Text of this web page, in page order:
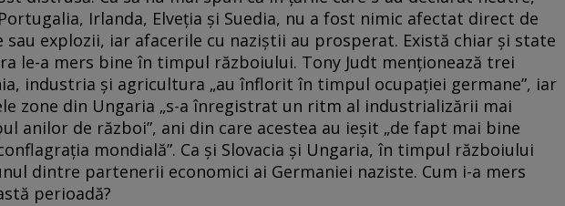
Irlanda, Elveția și Suedia, nu a fost nimic afectat direct de
explozii, iar afacerile cu naziștii au prosperat. Există chiar și state
le-a mers bine în timpul războiului. Tony Judt menționează trei
industria și agricultura „au înflorit în timpul ocupației germane”, iar
zone din Ungaria „s-a înregistrat un ritm al industrializării mai
anilor de război”, ani din care acestea au ieșit „de fapt mai bine
mondială”. Ca și Slovacia și Ungaria, în timpul războiului
dintre partenerii economici ai Germaniei naziste. Cum i-a mers
perioadă?